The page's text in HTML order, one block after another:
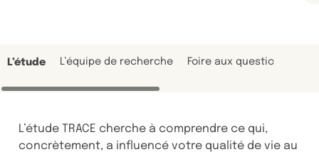
L’étude L’équipe de recherche Foire aux questions
L’étude TRACE cherche à comprendre ce qui,
concrètement, a influencé votre qualité de vie au